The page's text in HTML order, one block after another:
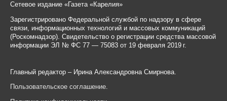
Сетевое издание «Газета «Карелия»
Зарегистрировано Федеральной службой по надзору в сфере
связи, информационных технологий и массовых коммуникаций
(Роскомнадзор). Свидетельство о регистрации средства массовой
информации ЭЛ № ФС 77 — 75083 от 19 февраля 2019 г.
Главный редактор – Ирина Александровна Смирнова.
Пользовательское соглашение.